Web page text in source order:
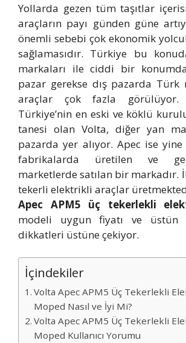
Yollarda gezen tüm taşıtlar
araçların payı günden güne
önemli sebebi çok ekonomik
sağlamasıdır. Türkiye bu
markaları ile ciddi bir
pazar gerekse dış pazarda Türk
araçlar çok fazla
Türkiye’nin en eski ve köklü
tanesi olan Volta, diğer yan
pazarda yer alıyor. Apec ise
fabrikalarda üretilen ve
marketlerde satılan bir markadır.
tekerli elektrikli araçlar
Apec APM5 üç tekerlekli
modeli uygun fiyatı ve üstün
dikkatleri üstüne çekiyor.
İçindekiler
Volta Apec APM5 Üç Tekerlekli
Moped Nasıl ve İyi Mi?
Volta Apec APM5 Üç Tekerlekli
Moped Kullanıcı Yorumu